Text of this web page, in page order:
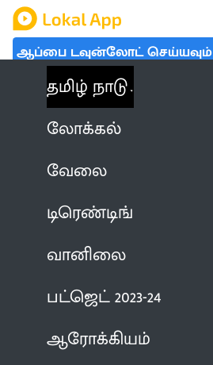
ஆப்பை டவுன்லோட் செய்யவும்
தமிழ் நாடு
லோக்கல்
வேலை
டிரெண்டிங்
வானிலை
பட்ஜெட் 2023-24
ஆரோக்கியம்